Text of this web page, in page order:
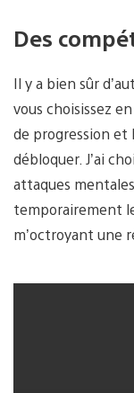
Des
Il y a bien sûr
vous choisissez
de progression et
débloquer. J’ai
attaques
temporairement
m’octroyant une